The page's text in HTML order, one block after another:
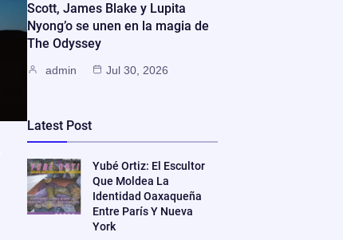
Scott, James Blake y Lupita
Nyong’o se unen en la magia de
The Odyssey
admin Jul 30, 2026
Latest Post
Yubé Ortiz: El Escultor
Que Moldea La
Identidad Oaxaqueña
Entre París Y Nueva
York